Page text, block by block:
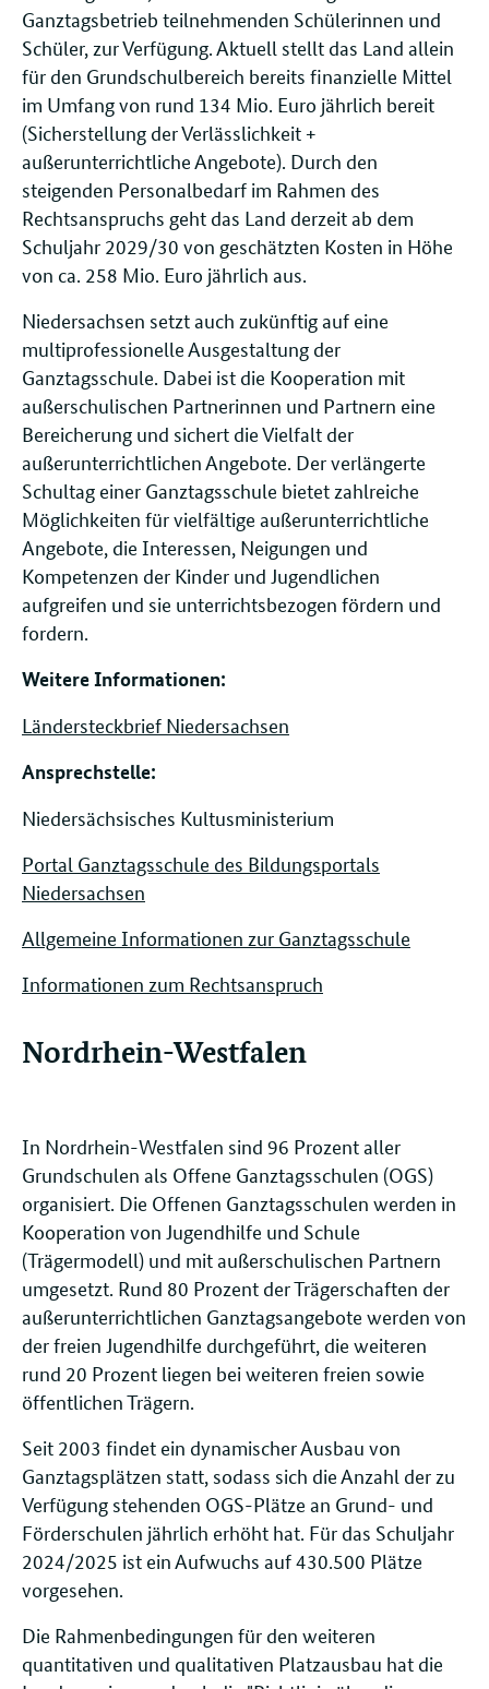
Ganztagsbetrieb teilnehmenden Schülerinnen und
Schüler, zur Verfügung. Aktuell stellt das Land allein
für den Grundschulbereich bereits finanzielle Mittel
im Umfang von rund 134 Mio. Euro jährlich bereit
(Sicherstellung der Verlässlichkeit +
außerunterrichtliche Angebote). Durch den
steigenden Personalbedarf im Rahmen des
Rechtsanspruchs geht das Land derzeit ab dem
Schuljahr 2029/30 von geschätzten Kosten in Höhe
von ca. 258 Mio. Euro jährlich aus.
Niedersachsen setzt auch zukünftig auf eine
multiprofessionelle Ausgestaltung der
Ganztagsschule. Dabei ist die Kooperation mit
außerschulischen Partnerinnen und Partnern eine
Bereicherung und sichert die Vielfalt der
außerunterrichtlichen Angebote. Der verlängerte
Schultag einer Ganztagsschule bietet zahlreiche
Möglichkeiten für vielfältige außerunterrichtliche
Angebote, die Interessen, Neigungen und
Kompetenzen der Kinder und Jugendlichen
aufgreifen und sie unterrichtsbezogen fördern und
fordern.
Weitere Informationen:
Ländersteckbrief Niedersachsen
Ansprechstelle: ​​​​
Niedersächsisches Kultusministerium
Portal Ganztagsschule des Bildungsportals
Niedersachsen
Allgemeine Informationen zur Ganztagsschule
Informationen zum Rechtsanspruch
Nordrhein-Westfalen
In Nordrhein-Westfalen sind 96 Prozent aller
Grundschulen als Offene Ganztagsschulen (OGS)
organisiert. Die Offenen Ganztagsschulen werden in
Kooperation von Jugendhilfe und Schule
(Trägermodell) und mit außerschulischen Partnern
umgesetzt. Rund 80 Prozent der Trägerschaften der
außerunterrichtlichen Ganztagsangebote werden von
der freien Jugendhilfe durchgeführt, die weiteren
rund 20 Prozent liegen bei weiteren freien sowie
öffentlichen Trägern.
Seit 2003 findet ein dynamischer Ausbau von
Ganztagsplätzen statt, sodass sich die Anzahl der zu
Verfügung stehenden OGS-Plätze an Grund- und
Förderschulen jährlich erhöht hat. Für das Schuljahr
2024/2025 ist ein Aufwuchs auf 430.500 Plätze
vorgesehen.
Die Rahmenbedingungen für den weiteren
quantitativen und qualitativen Platzausbau hat die